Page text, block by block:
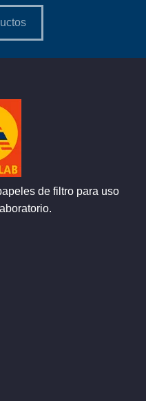
de filtro para uso